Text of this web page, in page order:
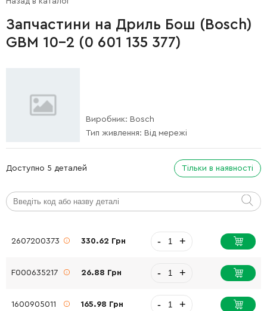
Запчастини на Дриль Бош (Bosch)
GBM 10-2 (0 601 135 377)
Виробник: Bosch
Тип живлення: Від мережі
Доступно 5 деталей Тільки в наявності
2607200373 330.62 Грн - +
F000635217 26.88 Грн - +
1600905011 165.98 Грн - +